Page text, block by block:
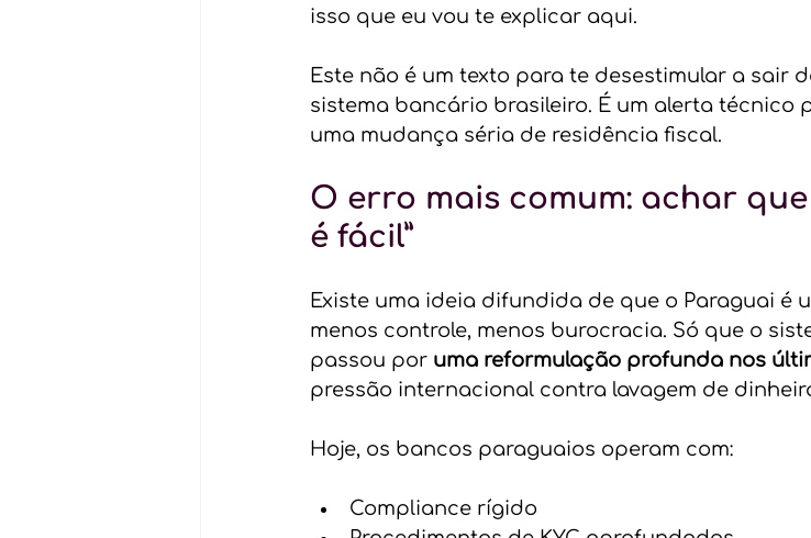
isso que eu vou te explicar aqui.
Este não é um texto para te desestimular a sair
sistema bancário brasileiro. É um alerta técnico
uma mudança séria de residência fiscal.
O erro mais comum: achar
é fácil”
Existe uma ideia difundida de que o Paraguai é
menos controle, menos burocracia. Só que o
passou por uma reformulação profunda nos
pressão internacional contra lavagem de
Hoje, os bancos paraguaios operam com:
Compliance rígido